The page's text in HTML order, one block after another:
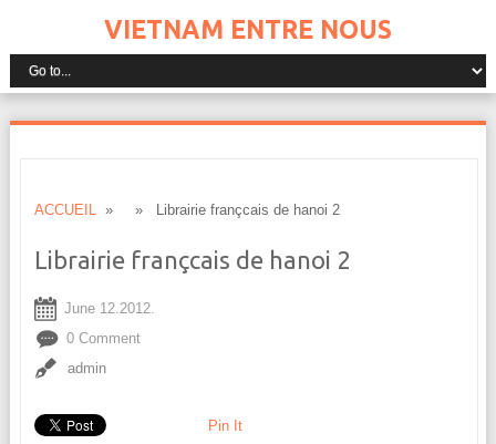
VIETNAM ENTRE NOUS
ACCUEIL» » Librairie françcais de hanoi 2
Librairie françcais de hanoi 2
June 12.2012.
0 Comment
admin
Pin It